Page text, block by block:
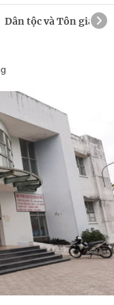
Dân tộc và Tôn giáo